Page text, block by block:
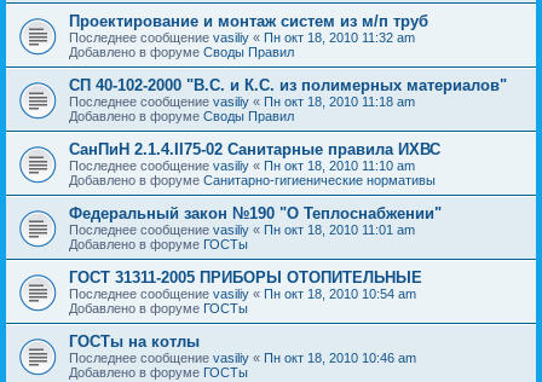
Проектирование и монтаж систем из м/п труб
Последнее сообщение vasiliy « Пн окт 18, 2010 11:32 am
Добавлено в форуме Своды Правил
СП 40-102-2000 "В.С. и К.С. из полимерных материалов"
Последнее сообщение vasiliy « Пн окт 18, 2010 11:18 am
Добавлено в форуме Своды Правил
СанПиН 2.1.4.II75-02 Санитарные правила ИХВС
Последнее сообщение vasiliy « Пн окт 18, 2010 11:10 am
Добавлено в форуме Санитарно-гигиенические нормативы
Федеральный закон №190 "О Теплоснабжении"
Последнее сообщение vasiliy « Пн окт 18, 2010 11:01 am
Добавлено в форуме ГОСТы
ГОСТ 31311-2005 ПРИБОРЫ ОТОПИТЕЛЬНЫЕ
Последнее сообщение vasiliy « Пн окт 18, 2010 10:54 am
Добавлено в форуме ГОСТы
ГОСТы на котлы
Последнее сообщение vasiliy « Пн окт 18, 2010 10:46 am
Добавлено в форуме ГОСТы